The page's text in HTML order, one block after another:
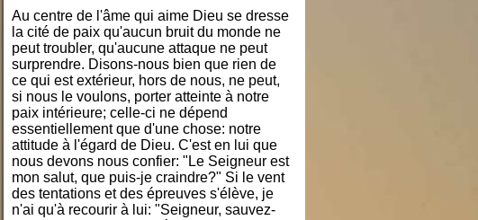
Au centre de l'âme qui aime Dieu se dresse
la cité de paix qu'aucun bruit du monde ne
peut troubler, qu'aucune attaque ne peut
surprendre. Disons-nous bien que rien de
ce qui est extérieur, hors de nous, ne peut,
si nous le voulons, porter atteinte à notre
paix intérieure; celle-ci ne dépend
essentiellement que d'une chose: notre
attitude à l'égard de Dieu. C'est en lui que
nous devons nous confier: "Le Seigneur est
mon salut, que puis-je craindre?" Si le vent
des tentations et des épreuves s'élève, je
n'ai qu'à recourir à lui: "Seigneur, sauvez-